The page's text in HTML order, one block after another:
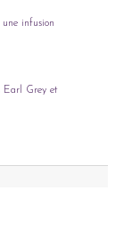
infusion
Earl Grey et